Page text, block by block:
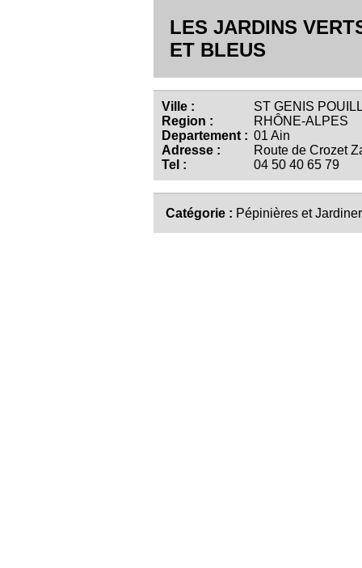
LES JARDINS
ET BLEUS
Ville :
ST GENIS
Region :
RHÔNE-ALPES
Departement : 01 Ain
Adresse :
Route de Crozet
Tel :
04 50 40 65 79
Catégorie : Pépinières et